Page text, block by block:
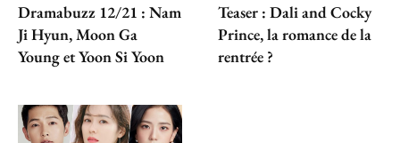
Dramabuzz 12/21 : Nam
Ji Hyun, Moon Ga
Young et Yoon Si Yoon
Teaser : Dali and Cocky
Prince, la romance de la
rentrée ?